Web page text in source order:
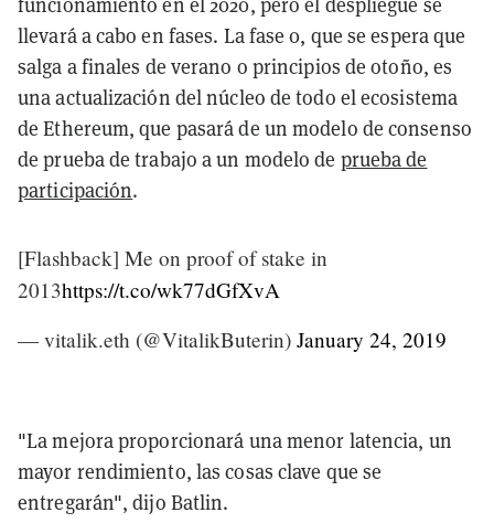
llevará a cabo en fases. La fase 0, que se espera que
salga a finales de verano o principios de otoño, es
una actualización del núcleo de todo el ecosistema
de Ethereum, que pasará de un modelo de consenso
de prueba de trabajo a un modelo de prueba de
participación.
[Flashback] Me on proof of stake in
2013https://t.co/wk77dGfXvA
— vitalik.eth (@VitalikButerin) January 24, 2019
"La mejora proporcionará una menor latencia, un
mayor rendimiento, las cosas clave que se
entregarán", dijo Batlin.